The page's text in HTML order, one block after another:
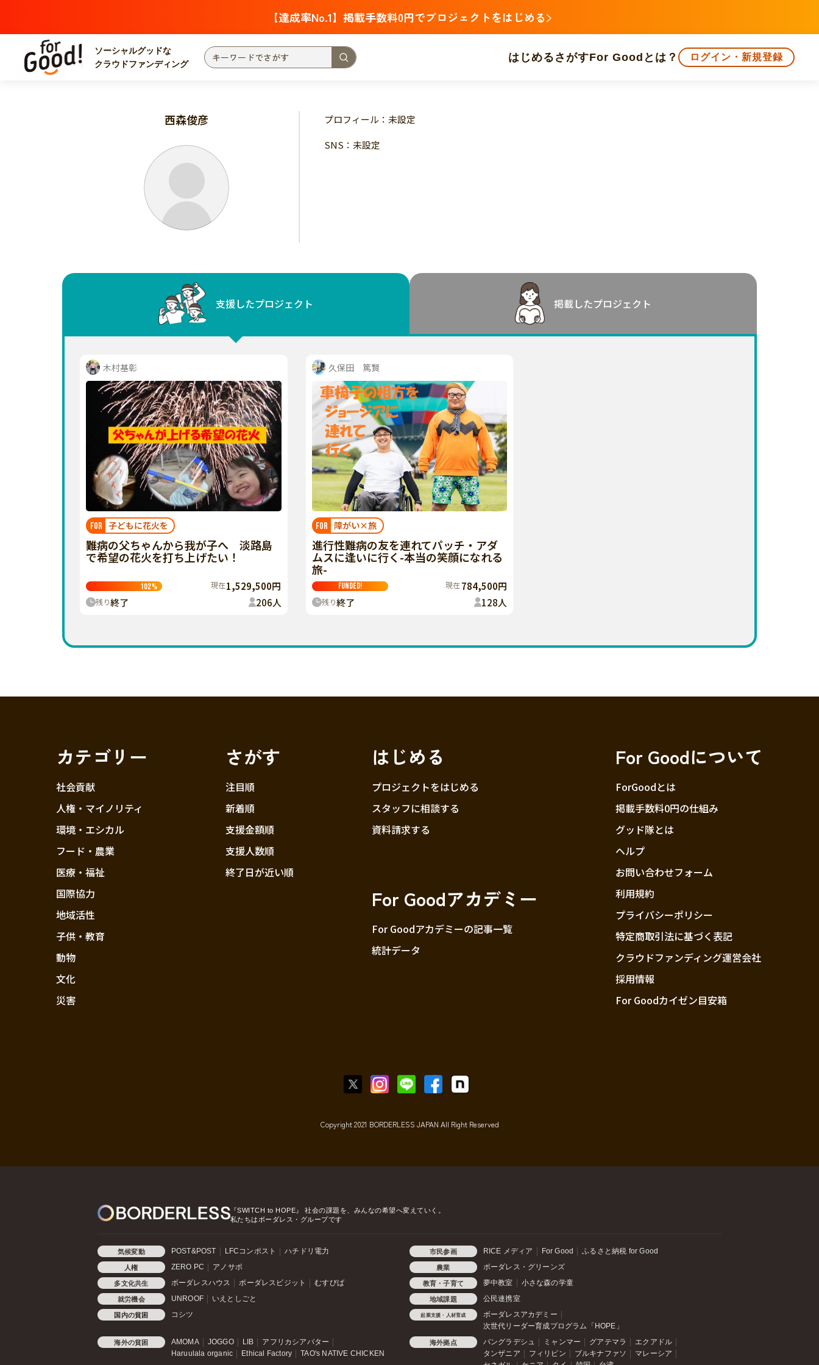
【達成率No.1】掲載手数料0円でプロジェクトをはじめる
ソーシャルグッドな
クラウドファンディング
はじめる さがすFor Goodとは？ ログイン・新規登録
注目 支援金額が多い 支援人数が多い
国際協力 子ども・教育
災害
北海道・東北
関東
新潟
中国
四国
九州・沖縄 福岡 佐賀 長崎 熊本 大分 宮崎 鹿児島 沖縄
西森俊彦
プロフィール：未設定
SNS：未設定
支援したプロジェクト 掲載したプロジェクト
木村基彰
FOR 子どもに花火を
難病の父ちゃんから我が子へ 淡路島
で希望の花火を打ち上げたい！
102% 現在1,529,500円
残り終了 206人
久保田 篤賢
FOR 障がい×旅
進行性難病の友を連れてパッチ・アダ
ムスに逢いに行く-本当の笑顔になれる
旅-
FUNDED! 現在784,500円
残り終了 128人
カテゴリー
社会貢献
人権・マイノリティ
環境・エシカル
フード・農業
医療・福祉
国際協力
地域活性
子供・教育
動物
文化
災害
さがす
注目順
新着順
支援金額順
支援人数順
終了日が近い順
はじめる
プロジェクトをはじめる
スタッフに相談する
資料請求する
For Goodアカデミー
For Goodアカデミーの記事一覧
統計データ
For Goodについて
ForGoodとは
掲載手数料0円の仕組み
グッド隊とは
ヘルプ
お問い合わせフォーム
利用規約
プライバシーポリシー
特定商取引法に基づく表記
クラウドファンディング運営会社
採用情報
For Goodカイゼン目安箱
Copyright 2021 BORDERLESS JAPAN All Right Reserved
『SWITCH to HOPE』
社会の課題を、みんなの希望へ変えていく。
私たちはボーダレス・グループです
気候変動 POST&POST LFCコンポスト ハチドリ電力 市民参画 RICE メディア For Good ふるさと納税 for Good
人権 ZERO PC アノサポ 農業 ボーダレス・グリーンズ
多文化共生 ボーダレスハウス ボーダレスビジット むすびば 教育・子育て 夢中教室 小さな森の学童
就労機会 UNROOF いえとしごと 地域課題 公民連携室
国内の貧困 コシツ 起業支援・人材育成
ボーダレスアカデミー
次世代リーダー育成プログラム「HOPE」
海外の貧困 AMOMA JOGGO LIB
アフリカシアバター
Haruulala organic
Ethical Factory TAO's NATIVE CHICKEN
海外拠点 バングラデシュ ミャンマー グアテマラ
エクアドル
タンザニア
フィリピン ブルキナファソ
マレーシア